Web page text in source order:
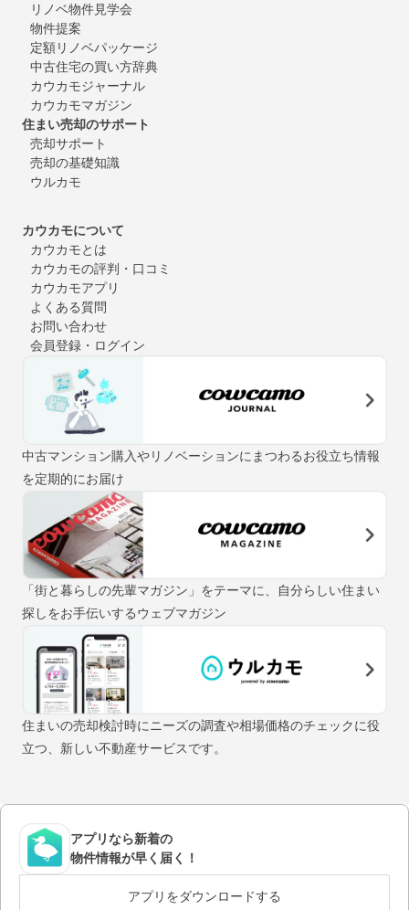
リノベ物件見学会
物件提案
定額リノベパッケージ
中古住宅の買い方辞典
カウカモジャーナル
カウカモマガジン
住まい売却のサポート
売却サポート
売却の基礎知識
ウルカモ
カウカモについて
カウカモとは
カウカモの評判・口コミ
カウカモアプリ
よくある質問
お問い合わせ
会員登録・ログイン
中古マンション購入やリノベーションにまつわるお役立ち情報
を定期的にお届け
「街と暮らしの先輩マガジン」をテーマに、自分らしい住まい
探しをお手伝いするウェブマガジン
住まいの売却検討時にニーズの調査や相場価格のチェックに役
立つ、新しい不動産サービスです。
アプリなら新着の
物件情報が早く届く！
アプリをダウンロードする